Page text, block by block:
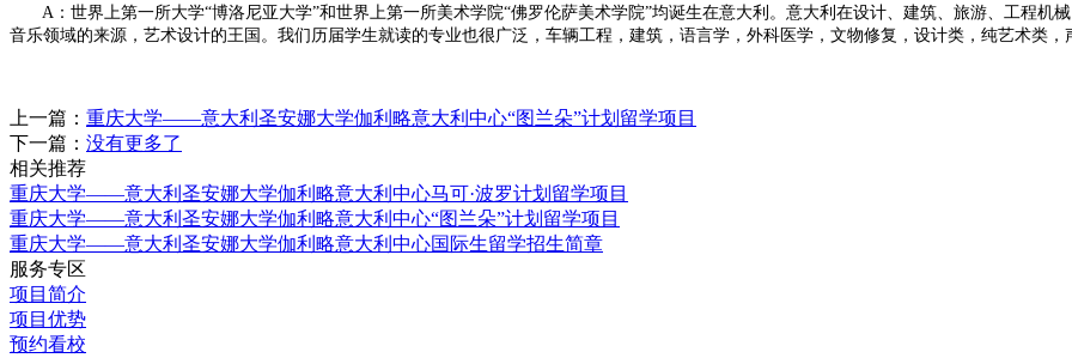
A：世界上第一所大学“博洛尼亚大学”和世界上第一所美术学院“佛罗伦萨美术学院”均诞生在意大利。意大利在设计、建筑、旅游、工程机
音乐领域的来源，艺术设计的王国。我们历届学生就读的专业也很广泛，车辆工程，建筑，语言学，外科医学，文物修复，设计类，纯艺术类
上一篇： 重庆大学——意大利圣安娜大学伽利略意大利中心“图兰朵”计划留学项目
下一篇： 没有更多了
相关推荐
重庆大学——意大利圣安娜大学伽利略意大利中心马可·波罗计划留学项目
重庆大学——意大利圣安娜大学伽利略意大利中心“图兰朵”计划留学项目
重庆大学——意大利圣安娜大学伽利略意大利中心国际生留学招生简章
服务专区
项目简介
项目优势
预约看校